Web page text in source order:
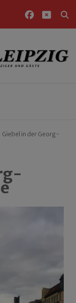
Gäste
Giebel in der Georg-